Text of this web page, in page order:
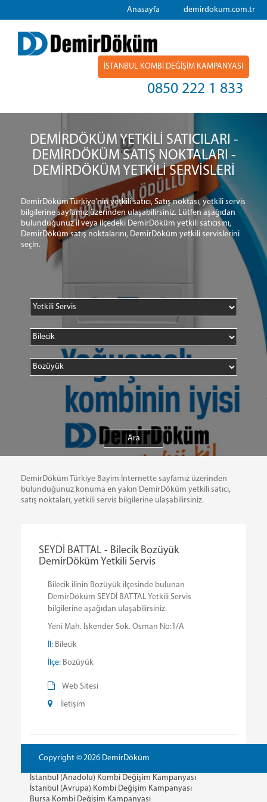
demirdokum.com.tr
Anasayfa
İSTANBUL KOMBİ DEĞİŞİM KAMPANYASI
0850 222 1 833
DEMİRDÖKÜM YETKİLİ SATICILARI -
DEMİRDÖKÜM SATIŞ NOKTALARI -
DEMİRDÖKÜM YETKİLİ SERVİSLERİ
DemirDöküm Türkiye'nin yetkili satıcı, Satış noktası, yetkili servis
bilgilerine sayfamız üzerinden ulaşabilirsiniz. Lütfen aşağıdan
bulunduğunuz il veya ilçedeki DemirDöküm yetkili satıcısını,
DemirDöküm satış noktalarını, DemirDöküm yetkili servislerini
seçin.
DemirDöküm Türkiye Bayim İnternette sayfamız üzerinden
bulunduğunuz konuma en yakın DemirDöküm yetkili satıcı,
satış noktaları, yetkili servis bilgilerine ulaşabilirsiniz.
SEYDİ BATTAL - Bilecik Bozüyük
DemirDöküm Yetkili Servis
Bilecik ilinin Bozüyük ilçesinde bulunan
DemirDöküm SEYDİ BATTAL Yetkili Servis
bilgilerine aşağıdan ulaşabilirsiniz.
Yeni Mah. İskender Sok. Osman No:1/A
İl: Bilecik
İlçe: Bozüyük
Web Sitesi
İletişim
Copyright © 2026 DemirDöküm
İstanbul (Anadolu) Kombi Değişim Kampanyası
İstanbul (Avrupa) Kombi Değişim Kampanyası
Bursa Kombi Değişim Kampanyası